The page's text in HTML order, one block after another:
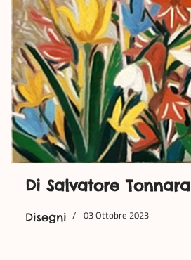
Di Salvatore Tonnara
Disegni 03 Ottobre 2023